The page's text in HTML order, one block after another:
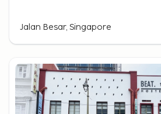
Jalan Besar, Singapore